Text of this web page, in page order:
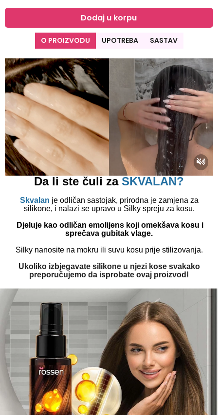
Dodaj u korpu
O PROIZVODU UPOTREBA SASTAV
Da li ste čuli za SKVALAN?
Skvalan je odličan sastojak, prirodna je zamjena za
silikone, i nalazi se upravo u Silky spreju za kosu.
Djeluje kao odličan emolijens koji omekšava kosu i
sprečava gubitak vlage.
Silky nanosite na mokru ili suvu kosu prije stilizovanja.
Ukoliko izbjegavate silikone u njezi kose svakako
preporučujemo da isprobate ovaj proizvod!